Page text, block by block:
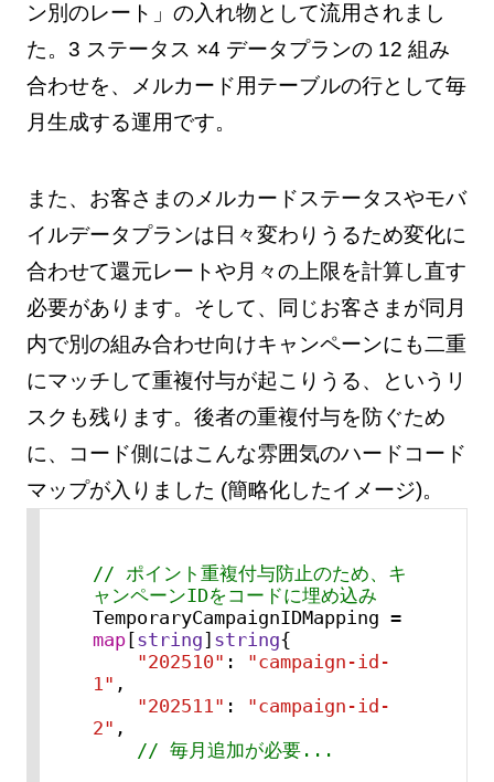
ン別のレート」の入れ物として流用されまし
た。3 ステータス ×4 データプランの 12 組み
合わせを、メルカード用テーブルの行として毎
月生成する運用です。
また、お客さまのメルカードステータスやモバ
イルデータプランは日々変わりうるため変化に
合わせて還元レートや月々の上限を計算し直す
必要があります。そして、同じお客さまが同月
内で別の組み合わせ向けキャンペーンにも二重
にマッチして重複付与が起こりうる、というリ
スクも残ります。後者の重複付与を防ぐため
に、コード側にはこんな雰囲気のハードコード
マップが入りました (簡略化したイメージ)。
// ポイント重複付与防止のため、キ
ャンペーンIDをコードに埋め込み
TemporaryCampaignIDMapping =
map[string] string{
"202510" :
"campaign-id-
1" ,
"202511" :
"campaign-id-
2" ,
// 毎月追加が必要...